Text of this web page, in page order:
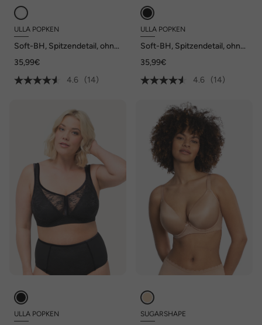
ULLA POPKEN
Soft-BH, Spitzendetail, ohne
35,99€
4.6
(14)
ULLA POPKEN
Soft-BH, Spitzendetail, ohne
35,99€
4.6
(14)
ULLA POPKEN SUGARSHAPE